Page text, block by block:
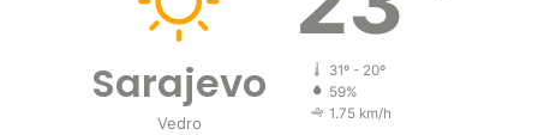
Sarajevo
Vedro
31º - 20º
59%
1.75 km/h